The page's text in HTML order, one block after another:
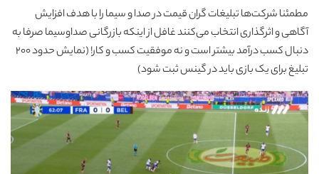
مطمئنا شرکت‌ها تبلیغات گران قیمت در صدا و سیما را با هدف افزایش
آگاهی و اثرگذاری انتخاب می‌کنند غافل از اینکه بازرگانی صداوسیما صرفا به
دنبال کسب درآمد بیشتر است و نه موفقیت کسب و کار! (نمایش حدود 200
تبلیغ برای یک بازی باید در گینس ثبت شود)